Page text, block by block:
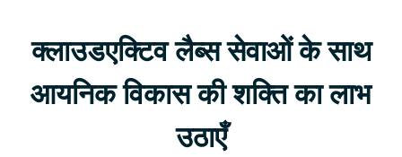
क्लाउडएक्टिव लैब्स सेवाओं के साथ
आयनिक विकास की शक्ति का लाभ
उठाएँ